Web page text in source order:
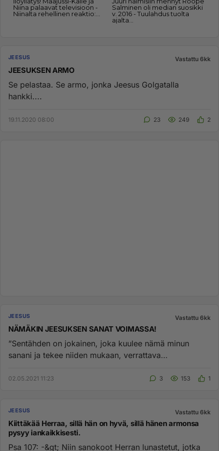
JEESUS Vastattu 6kk
JEESUKSEN ARMO
Se pelastaa. Se armo, jonka Jeesus Golgatalla
hankki....
19.11.2020 08:00 23 249 2
JEESUS Vastattu 6kk
NÄMÄKIN JEESUKSEN SANAT VOIMASSA!
”Sentähden on jokainen, joka kuulee nämä minun
sanani ja tekee niiden mukaan, verrattava
02.05.2021 11:23 3 153 1
JEESUS Vastattu 6kk
Kiittäkää Herraa, sillä hän on hyvä, sillä hänen armonsa
pysyy iankaikkisesti.
Psa 107: -&gt; Niin sanokoot Herran lunastetut, jotka